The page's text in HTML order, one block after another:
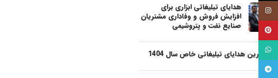
هدایای تبلیغاتی ابزاری برای
افزایش فروش و وفاداری مشتریان
صنایع نفت و پتروشیمی
شیک ترین هدایای تبلیغاتی خاص سال 1404
اینستاگرام
پینترست
واتساپ
تلگرام